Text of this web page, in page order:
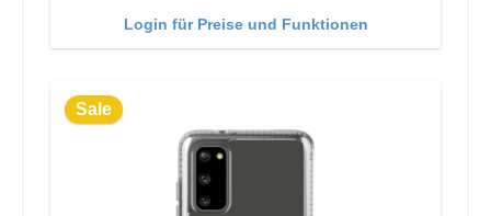
Login für Preise und Funktionen
Sale